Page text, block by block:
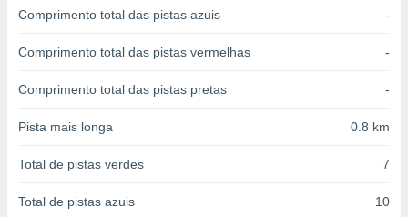
estudos
1199
Comprimento total das pistas azuis -
Comprimento total das pistas vermelhas -
Comprimento total das pistas pretas -
Pista mais longa 0.8 km
Total de pistas verdes 7
Total de pistas azuis 10